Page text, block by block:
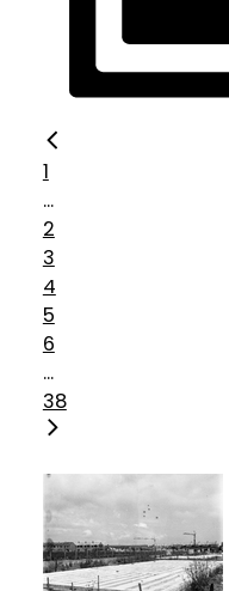
1
...
2
3
4
5
6
...
38